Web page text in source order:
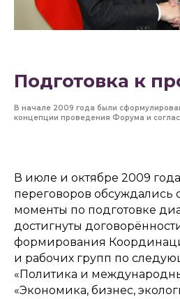
Подготовка к
В начале 2009 года были
концепции проведения Форума и
В июле и октябре 2009
переговоров обсуждались
моменты по подготовке
достигнуты
формирования
и рабочих групп по
«Политика и
«Экономика, бизнес,